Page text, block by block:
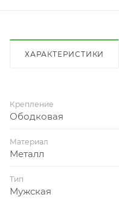
ХАРАКТЕРИСТИКИ
Крепление
Ободковая
Материал
Металл
Тип
Мужская